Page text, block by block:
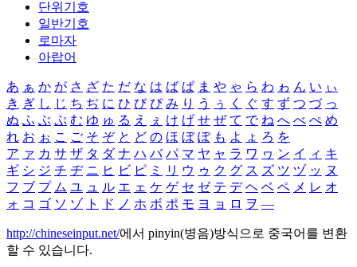
단위기호
일반기호
로마자
아랍어
あ ぁ か が さ ざ た だ な は ば ぱ ま や ゃ ら わ ゎ ん い ぃ
き ぎ し じ ち ぢ に ひ び ぴ み り う ぅ く ぐ す ず つ づ っ
ぬ ふ ぶ ぷ む ゆ ゅ る え ぇ け げ せ ぜ て で ね へ べ ぺ め
れ お ぉ こ ご そ ぞ と ど の ほ ぼ ぽ も よ ょ ろ を
ア ァ カ サ ザ タ ダ ナ ハ バ パ マ ヤ ャ ラ ワ ヮ ン イ ィ キ
ギ シ ジ チ ヂ ニ ヒ ビ ピ ミ リ ウ ゥ ク グ ス ズ ツ ヅ ッ ヌ
フ ブ プ ム ユ ュ ル エ ェ ケ ゲ セ ゼ テ デ ヘ ベ ペ メ レ オ
ォ コ ゴ ソ ゾ ト ド ノ ホ ボ ポ モ ヨ ョ ロ ヲ ―
http://chineseinput.net/에서 pinyin(병음)방식으로 중국어를 변환
할 수 있습니다.